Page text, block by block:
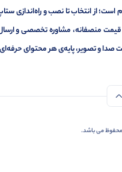
از انتخاب تا نصب و راه‌اندازی
منصفانه، مشاوره تخصصی و
صدا و تصویر، پایه‌ی هر محتوای
محفوظ می باشد.